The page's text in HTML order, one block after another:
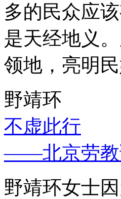
多的民众应
是天经地义
领地，亮明
野靖环
不虚此行
——北京劳教
野靖环女士